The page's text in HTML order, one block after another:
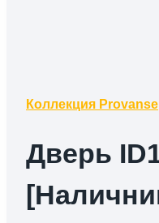
Коллекция Provanse
Дверь